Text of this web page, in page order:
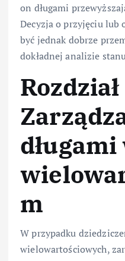
on długami
Decyzja o przyjęciu lub
być jednak dobrze
dokładnej analizie
Rozdział
m
W przypadku
wielowartościowych,